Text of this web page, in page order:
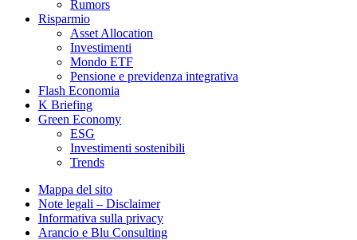
Rumors
Risparmio
Asset Allocation
Investimenti
Mondo ETF
Pensione e previdenza integrativa
Flash Economia
K Briefing
Green Economy
ESG
Investimenti sostenibili
Trends
Mappa del sito
Note legali – Disclaimer
Informativa sulla privacy
Arancio e Blu Consulting